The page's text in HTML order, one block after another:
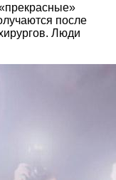
после
Люди